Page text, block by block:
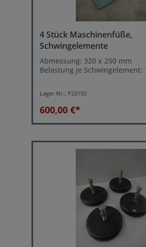
4 Stück Maschinenfüße,
Schwingelemente
Abmessung: 320 x 250 mm
Belastung je Schwingelement:
Lager Nr.: P20150
600,00 €*